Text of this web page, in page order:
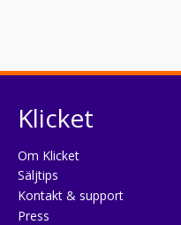
Klicket
Om Klicket
Säljtips
Kontakt & support
Press